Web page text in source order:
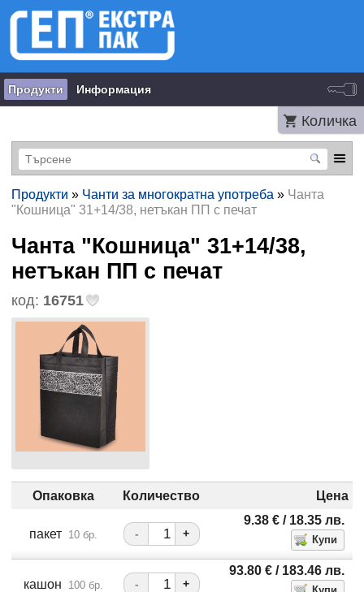
Продукти Информация
Количка
Продукти » Чанти за многократна употреба » Чанта
"Кошница" 31+14/38, нетъкан ПП с печат
Чанта "Кошница" 31+14/38,
нетъкан ПП с печат
код: 16751
Опаковка Количество Цена
пакет 10 бр. - +
9.38 €/ 18.35 лв.
кашон 100 бр. - +
93.80 €/ 183.46 лв.